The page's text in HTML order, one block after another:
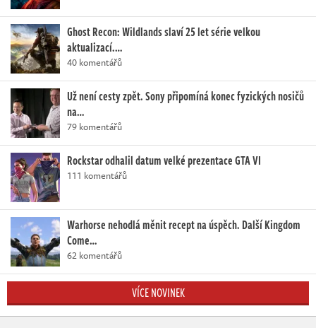
Ghost Recon: Wildlands slaví 25 let série velkou
aktualizací.…
40 komentářů
Už není cesty zpět. Sony připomíná konec fyzických nosičů
na…
79 komentářů
Rockstar odhalil datum velké prezentace GTA VI
111 komentářů
Warhorse nehodlá měnit recept na úspěch. Další Kingdom
Come…
62 komentářů
VÍCE NOVINEK